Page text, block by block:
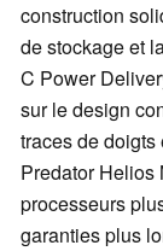
construction
de stockage et
C Power
sur le design
traces de
Predator Helios
processeurs
garanties plus